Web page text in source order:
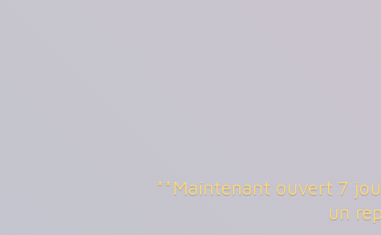
**Maintenant ouvert 7
un